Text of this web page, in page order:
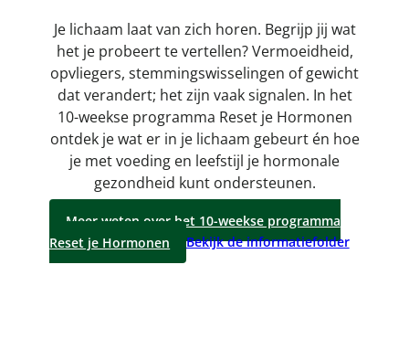
Je lichaam laat van zich horen. Begrijp jij wat
het je probeert te vertellen? Vermoeidheid,
opvliegers, stemmingswisselingen of gewicht
dat verandert; het zijn vaak signalen. In het
10-weekse programma Reset je Hormonen
ontdek je wat er in je lichaam gebeurt én hoe
je met voeding en leefstijl je hormonale
gezondheid kunt ondersteunen.
Meer weten over het 10-weekse programma
Reset je Hormonen
Bekijk de informatiefolder